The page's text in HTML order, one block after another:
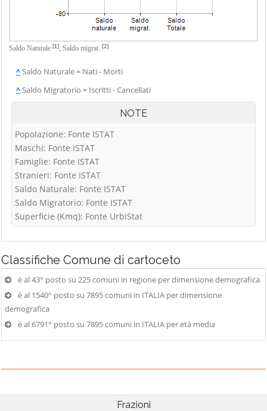
Saldo Naturale [1], Saldo migrat. [2]
^Saldo Naturale = Nati - Morti
^Saldo Migratorio = Iscritti - Cancellati
NOTE
Popolazione: Fonte ISTAT
Maschi: Fonte ISTAT
Famiglie: Fonte ISTAT
Stranieri: Fonte ISTAT
Saldo Naturale: Fonte ISTAT
Saldo Migratorio: Fonte ISTAT
Superficie (Kmq): Fonte UrbiStat
Classifiche Comune di cartoceto
è al 43° posto su 225 comuni in regione per dimensione demografica
è al 1540° posto su 7895 comuni in ITALIA per dimensione
demografica
è al 6791° posto su 7895 comuni in ITALIA per età media
Frazioni